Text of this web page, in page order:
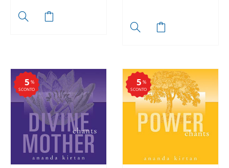
%
SCONTO
5 %
SCONTO
5